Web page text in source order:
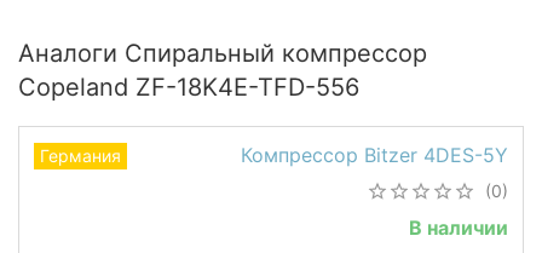
Аналоги Спиральный компрессор
Copeland ZF-18K4E-TFD-556
Компрессор Bitzer 4DES-5Y
(0)
В наличии
Германия